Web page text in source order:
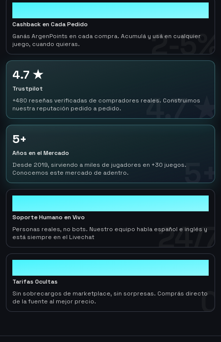
2-5%
Cashback en Cada Pedido
Ganás ArgenPoints en cada compra. Acumulá y usá en cualquier
juego, cuando quieras.
4.7 ★
4.7 ★
Trustpilot
+480 reseñas verificadas de compradores reales. Construimos
nuestra reputación pedido a pedido.
5+
5+
Años en el Mercado
Desde 2019, sirviendo a miles de jugadores en +30 juegos.
Conocemos este mercado de adentro.
24/7
Soporte Humano en Vivo
Personas reales, no bots. Nuestro equipo habla español e inglés y
está siempre en el Livechat
0
Tarifas Ocultas
Sin sobrecargos de marketplace, sin sorpresas. Comprás directo
de la fuente al mejor precio.